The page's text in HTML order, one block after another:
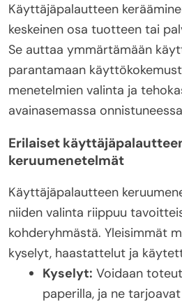
Käyttäjäpalautteen
keskeinen osa tuotteen tai
Se auttaa ymmärtämään
parantamaan
menetelmien valinta ja
avainasemassa
Erilaiset
keruumenetelmät
Käyttäjäpalautteen
niiden valinta riippuu
kohderyhmästä. Yleisimmät
kyselyt, haastattelut ja
Kyselyt: Voidaan
paperilla, ja ne